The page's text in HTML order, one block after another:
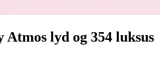
lyd og 354 luksus